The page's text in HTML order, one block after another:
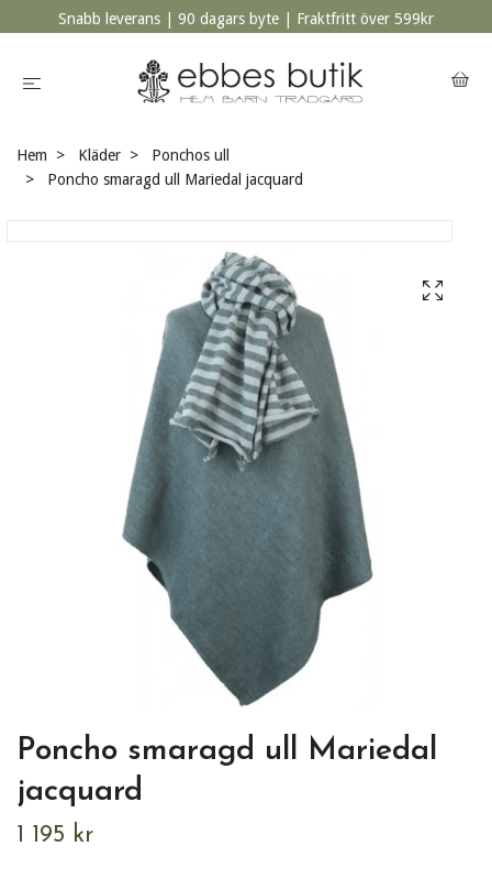
Snabb leverans | 90 dagars byte | Fraktfritt över 599kr
Hem Kläder
Ponchos ull
Poncho smaragd ull Mariedal jacquard
Poncho smaragd ull Mariedal
jacquard
1 195 kr